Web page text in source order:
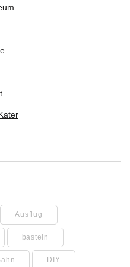
Ausflug
basteln
DIY